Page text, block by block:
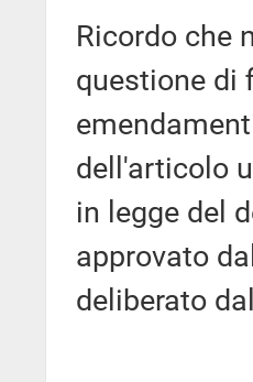
Ricordo che
questione di
dell'articolo
in legge del
approvato
deliberato